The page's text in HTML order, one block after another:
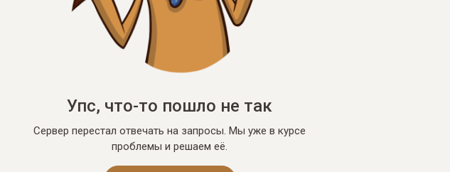
Упс, что-то пошло не так
Сервер перестал отвечать на запросы. Мы уже в курсе
проблемы и решаем её.